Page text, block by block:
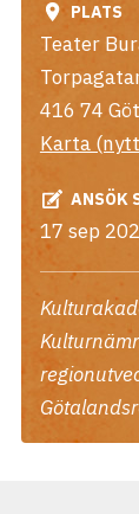
PLATS
Teater
416 74
Karta
ANSÖK
17 sep